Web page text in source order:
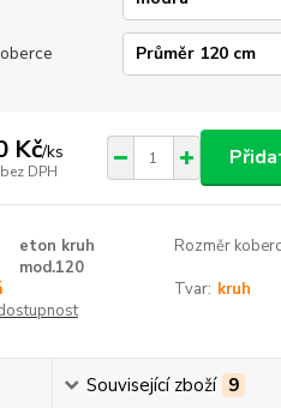
Kč/ks
bez DPH
eton kruh
mod.120
Rozměr
Tvar: kruh
Související zboží 9